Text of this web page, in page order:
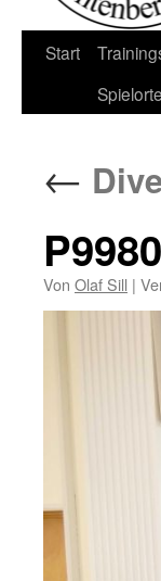
Start
Spielorte
←
Von Olaf Sill |